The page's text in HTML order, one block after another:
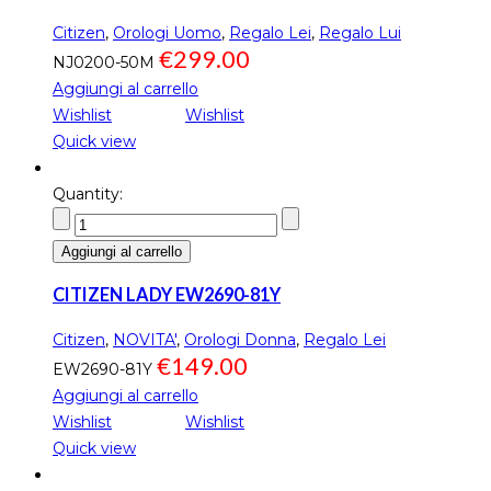
Citizen, Orologi Uomo, Regalo Lei, Regalo Lui
NJ0200-50M €299.00
Aggiungi al carrello
Wishlist
Wishlist
Quick view
Quantity:
Aggiungi al carrello
CITIZEN LADY EW2690-81Y
Citizen, NOVITA', Orologi Donna, Regalo Lei
EW2690-81Y €149.00
Aggiungi al carrello
Wishlist
Wishlist
Quick view